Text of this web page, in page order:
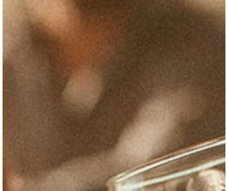
Notre histoire
Découvrez la
légende
La légende raconte qu’une jeune fille
mystérieuse empruntait à l’aube de chaque
jour ensoleillé le chemin du Pas du Moine